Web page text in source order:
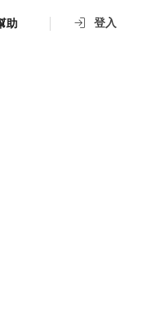
登入
助